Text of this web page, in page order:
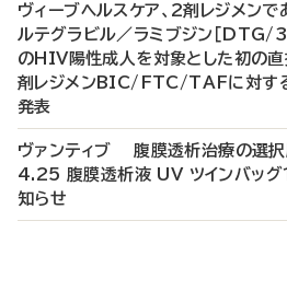
ヴィーブヘルスケア、2剤レジメンで
ルテグラビル／ラミブジン［DTG/
のHIV陽性成人を対象とした初の
剤レジメンBIC/FTC/TAFに対す
発表
ヴァンティブ 腹膜透析治療の選択
4.25 腹膜透析液 UV ツインバッグ
知らせ